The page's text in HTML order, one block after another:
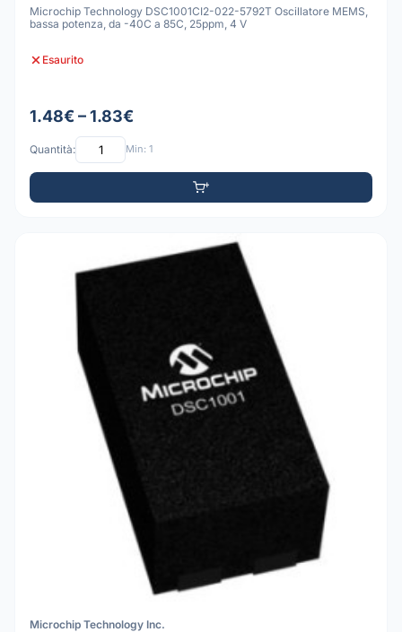
Microchip Technology DSC1001CI2-022-5792T Oscillatore MEMS,
bassa potenza, da -40C a 85C, 25ppm, 4 V
Esaurito
1.48€ – 1.83€
Quantità: Min: 1
Microchip Technology Inc.